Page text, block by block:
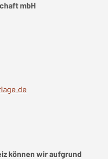
mbH
können wir aufgrund